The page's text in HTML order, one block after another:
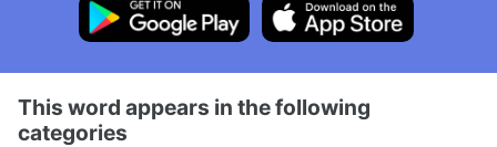
This word appears in the following
categories